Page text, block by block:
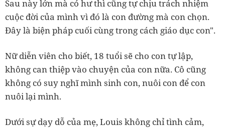
Sau này lớn mà có hư thì cũng tự chịu trách nhiệm
cuộc đời của mình vì đó là con đường mà con chọn.
Đây là biện pháp cuối cùng trong cách giáo dục con".
Nữ diễn viên cho biết, 18 tuổi sẽ cho con tự lập,
không can thiệp vào chuyện của con nữa. Cô cũng
không có suy nghĩ mình sinh con, nuôi con để con
nuôi lại mình.
Dưới sự dạy dỗ của mẹ, Louis không chỉ tình cảm,